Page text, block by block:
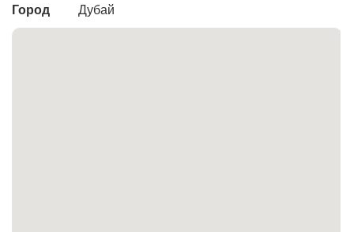
Город
Дубай